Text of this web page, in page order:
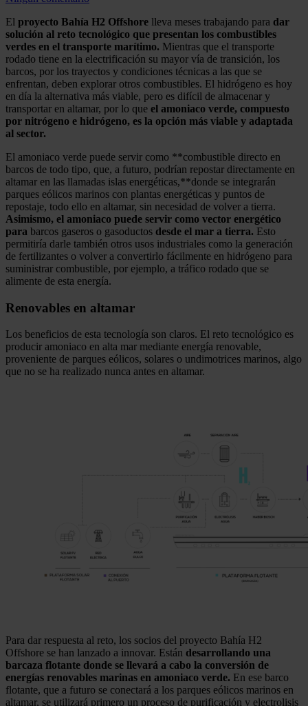
El proyecto Bahía H2 Offshore lleva meses trabajando para dar
solución al reto tecnológico que presentan los combustibles
verdes en el transporte marítimo. Mientras que el transporte
rodado tiene en la electrificación su mayor vía de transición, los
barcos, por los trayectos y condiciones técnicas a las que se
enfrentan, deben explorar otros combustibles. El hidrógeno es hoy
en día la alternativa más viable, pero es difícil de almacenar y
transportar en altamar, por lo que el amoniaco verde, compuesto
por nitrógeno e hidrógeno, es la opción más viable y adaptada
al sector.
El amoniaco verde puede servir como **combustible directo en
barcos de todo tipo, que, a futuro, podrían repostar directamente en
altamar en las llamadas islas energéticas,**donde se integrarán
parques eólicos marinos con plantas energéticas y puntos de
repostaje, todo ello en altamar, sin necesidad de volver a tierra.
Asimismo, el amoniaco puede servir como vector energético
para barcos gaseros o gasoductos desde el mar a tierra. Esto
permitiría darle también otros usos industriales como la generación
de fertilizantes o volver a convertirlo fácilmente en hidrógeno para
suministrar combustible, por ejemplo, a tráfico rodado que se
alimente de esta energía.
Renovables en altamar
Los beneficios de esta tecnología son claros. El reto tecnológico es
producir amoniaco en alta mar mediante energía renovable,
proveniente de parques eólicos, solares o undimotrices marinos, algo
que no se ha realizado nunca antes en altamar.
Para dar respuesta al reto, los socios del proyecto Bahía H2
Offshore se han lanzado a innovar. Están desarrollando una
barcaza flotante donde se llevará a cabo la conversión de
energías renovables marinas en amoniaco verde. En ese barco
flotante, que a futuro se conectará a los parques eólicos marinos en
altamar, se utilizará primero un proceso de purificación y electrolisis